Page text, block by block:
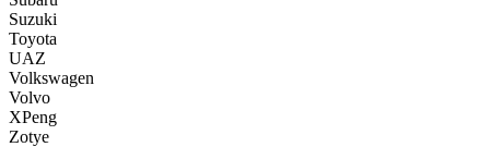
Suzuki
Toyota
UAZ
Volkswagen
Volvo
XPeng
Zotye